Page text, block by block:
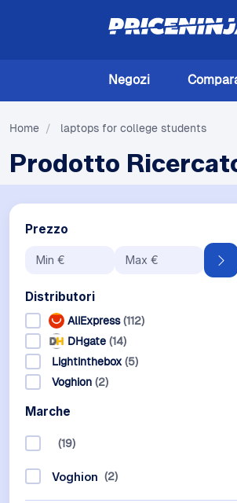
Negozi
Home / laptops for college students
Prodotto
Prezzo
Distributori
AliExpress (112)
DHgate (14)
Lightinthebox (5)
Voghion (2)
Marche
(19)
Voghion (2)